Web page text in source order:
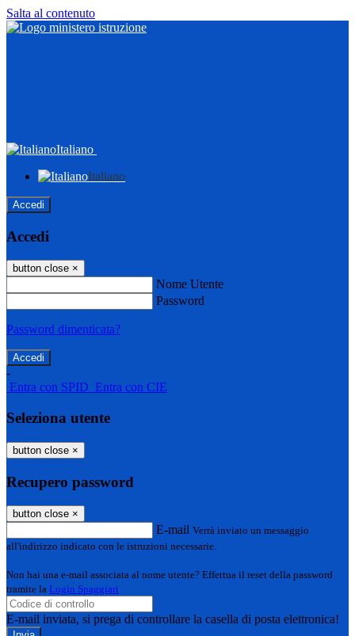
Salta al contenuto
Italiano
Italiano
Accedi
Accedi
button close ×
Nome Utente
Password
Password dimenticata?
-
Entra con SPID Entra con CIE
Seleziona utente
button close ×
Recupero password
button close ×
E-mail Verrà inviato un messaggio
all'indirizzo indicato con le istruzioni necessarie.
Non hai una e-mail associata al nome utente? Effettua il reset della password
tramite la Login Spaggiari
E-mail inviata, si prega di controllare la casella di posta elettronica!